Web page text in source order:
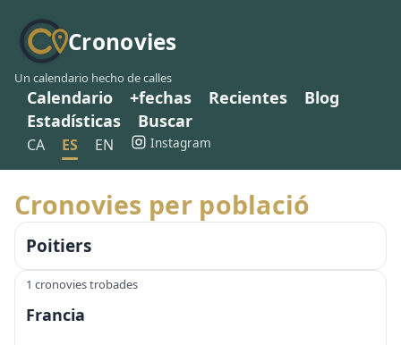
Cronovies
Un calendario hecho de calles
Calendario +fechas Recientes
Blog
Estadísticas
Buscar
CA ES EN Instagram
Cronovies per població
Poitiers
1 cronovies trobades
Francia